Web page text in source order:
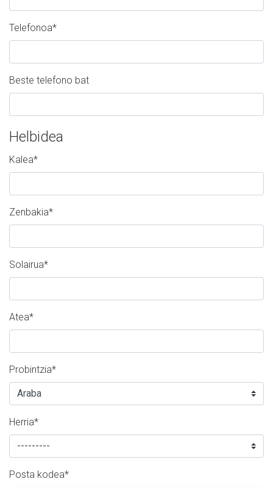
Telefonoa*
Beste telefono bat
Helbidea
Kalea*
Zenbakia*
Solairua*
Atea*
Probintzia*
Herria*
Posta kodea*